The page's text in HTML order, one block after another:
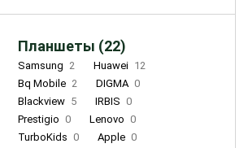
Планшеты (22)
Samsung 2 Huawei 12
Bq Mobile 2 DIGMA 0
Blackview 5 IRBIS 0
Prestigio 0 Lenovo 0
TurboKids 0 Apple 0